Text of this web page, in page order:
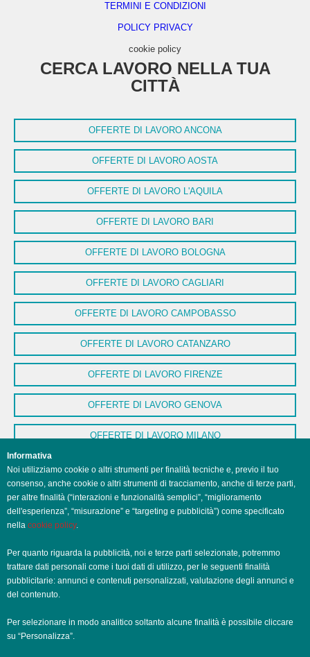
TERMINI E CONDIZIONI
POLICY PRIVACY
cookie policy
CERCA LAVORO NELLA TUA
CITTÀ
OFFERTE DI LAVORO ANCONA
OFFERTE DI LAVORO AOSTA
OFFERTE DI LAVORO L'AQUILA
OFFERTE DI LAVORO BARI
OFFERTE DI LAVORO BOLOGNA
OFFERTE DI LAVORO CAGLIARI
OFFERTE DI LAVORO CAMPOBASSO
OFFERTE DI LAVORO CATANZARO
OFFERTE DI LAVORO FIRENZE
OFFERTE DI LAVORO GENOVA
OFFERTE DI LAVORO MILANO
OFFERTE DI LAVORO NAPOLI
OFFERTE DI LAVORO PALERMO
OFFERTE DI LAVORO POTENZA
OFFERTE DI LAVORO ROMA
OFFERTE DI LAVORO TRENTO
Informativa
Noi utilizziamo cookie o altri strumenti per finalità tecniche e, previo il tuo
consenso, anche cookie o altri strumenti di tracciamento, anche di terze parti,
per altre finalità (“interazioni e funzionalità semplici”, “miglioramento
dell'esperienza”, “misurazione” e “targeting e pubblicità”) come specificato
nella cookie policy.
Per quanto riguarda la pubblicità, noi e terze parti selezionate, potremmo
trattare dati personali come i tuoi dati di utilizzo, per le seguenti finalità
pubblicitarie: annunci e contenuti personalizzati, valutazione degli annunci e
del contenuto.
Per selezionare in modo analitico soltanto alcune finalità è possibile cliccare
su “Personalizza”.